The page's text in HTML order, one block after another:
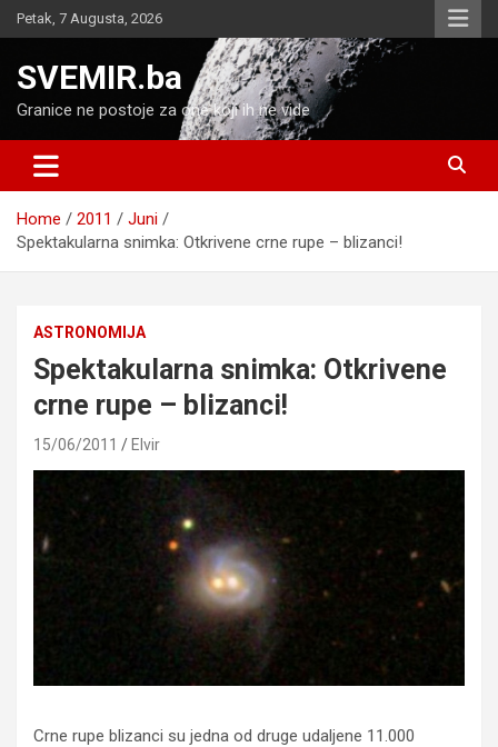
Skip
to
Petak, 7 Augusta, 2026
SVEMIR.ba
Granice ne postoje za one koji ih ne vide
Home 2011
Juni
Spektakularna snimka: Otkrivene crne rupe – blizanci!
ASTRONOMIJA
Spektakularna snimka: Otkrivene
crne rupe – blizanci!
15/06/2011 Elvir
Crne rupe blizanci su jedna od druge udaljene 11.000